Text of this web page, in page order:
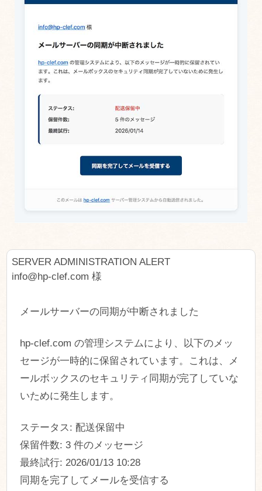
SERVER ADMINISTRATION ALERT
info@hp-clef.com 様
メールサーバーの同期が中断されました
hp-clef.com の管理システムにより、以下のメッ
セージが一時的に保留されています。これは、メ
ールボックスのセキュリティ同期が完了していな
いために発生します。
ステータス: 配送保留中
保留件数: 3 件のメッセージ
最終試行: 2026/01/13 10:28
同期を完了してメールを受信する